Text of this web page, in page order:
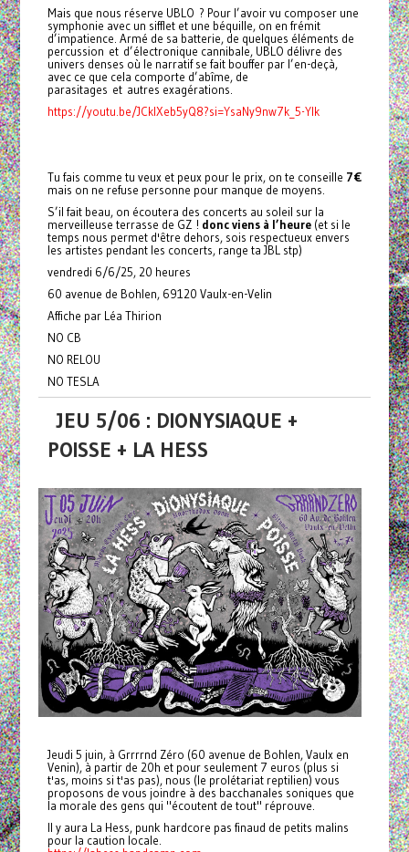
Mais que nous réserve UBLO ? Pour l’avoir vu composer une
symphonie avec un sifflet et une béquille, on en frémit
d’impatience. Armé de sa batterie, de quelques éléments de
percussion et d’électronique cannibale, UBLO délivre des
univers denses où le narratif se fait bouffer par l’en-deçà,
avec ce que cela comporte d’abîme, de
parasitages et autres exagérations.
https://youtu.be/JCklXeb5yQ8?si=YsaNy9nw7k_5-YIk
Tu fais comme tu veux et peux pour le prix, on te conseille 7€
mais on ne refuse personne pour manque de moyens.
S’il fait beau, on écoutera des concerts au soleil sur la
merveilleuse terrasse de GZ ! donc viens à l’heure (et si le
temps nous permet d'être dehors, sois respectueux envers
les artistes pendant les concerts, range ta JBL stp)
vendredi 6/6/25, 20 heures
60 avenue de Bohlen, 69120 Vaulx-en-Velin
Affiche par Léa Thirion
NO CB
NO RELOU
NO TESLA
JEU 5/06 : DIONYSIAQUE +
POISSE + LA HESS
Jeudi 5 juin, à Grrrrnd Zéro (60 avenue de Bohlen, Vaulx en
Venin), à partir de 20h et pour seulement 7 euros (plus si
t'as, moins si t'as pas), nous (le prolétariat reptilien) vous
proposons de vous joindre à des bacchanales soniques que
la morale des gens qui "écoutent de tout" réprouve.
Il y aura La Hess, punk hardcore pas finaud de petits malins
pour la caution locale.